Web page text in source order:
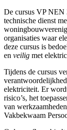
De cursus VP NEN
technische dienst
organisaties waar
deze cursus is
en veilig met
Tijdens de cursus
elektriciteit. Er
risico’s, het
van
Vakbekwaam